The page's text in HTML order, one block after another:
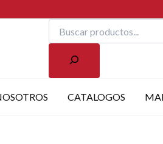
Buscar
CATALOGOS